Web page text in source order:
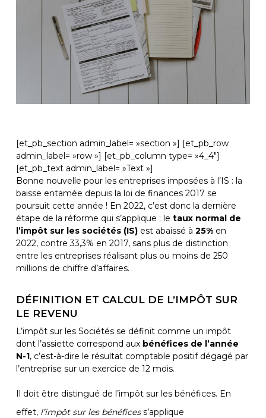
[et_pb_section admin_label= »section »] [et_pb_row
admin_label= »row »] [et_pb_column type= »4_4″]
[et_pb_text admin_label= »Text »]
Bonne nouvelle pour les entreprises imposées à l’IS : la
baisse entamée depuis la loi de finances 2017 se
poursuit cette année ! En 2022, c’est donc la dernière
étape de la réforme qui s’applique : le taux normal de
l’impôt sur les sociétés (IS) est abaissé à 25% en
2022, contre 33,3% en 2017, sans plus de distinction
entre les entreprises réalisant plus ou moins de 250
millions de chiffre d’affaires.
DÉFINITION ET CALCUL DE L’IMPÔT SUR
LE REVENU
L’impôt sur les Sociétés se définit comme un impôt
dont l’assiette correspond aux bénéfices de l’année
N-1, c’est-à-dire le résultat comptable positif dégagé par
l’entreprise sur un exercice de 12 mois.
Il doit être distingué de l’impôt sur les bénéfices. En
effet, l’impôt sur les bénéficess’applique